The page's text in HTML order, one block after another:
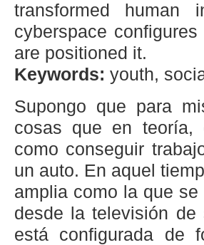
transformed human
cyberspace
are positioned it.
Keywords: youth,
Supongo que para
cosas que en teoría,
como conseguir
un auto. En aquel
amplia como la que
desde la televisión
está configurada de